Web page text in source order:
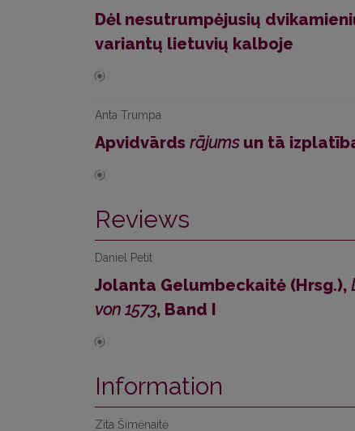
Dėl nesutrumpėjusių
variantų lietuvių kalboje
Anta Trumpa
Apvidvārds rājumsun tā
Reviews
Daniel Petit
Jolanta Gelumbeckaitė (Hrsg.),
von 1573, Band I
Information
Zita Šimėnaitė